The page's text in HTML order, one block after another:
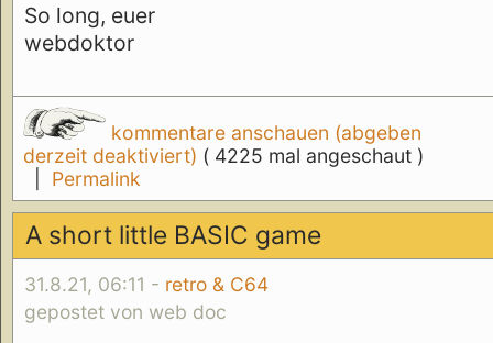
So long, euer
webdoktor
kommentare anschauen (abgeben
derzeit deaktiviert) ( 4225 mal angeschaut )
Permalink
A short little BASIC game
31.8.21, 06:11 - retro & C64
gepostet von web doc